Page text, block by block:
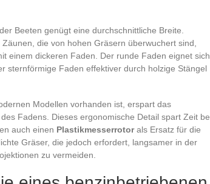
Beeten genügt eine durchschnittliche Breite.
die von hohen Gräsern überwuchert sind,
einem dickeren Faden. Der runde Faden eignet sich
sternförmige Faden effektiver durch holzige Stängel
Modellen vorhanden ist, erspart das
Fadens. Dieses ergonomische Detail spart Zeit
auch einen Plastikmesserrotorals Ersatz für die
Gräser, die jedoch erfordert, langsamer in der
zu vermeiden.